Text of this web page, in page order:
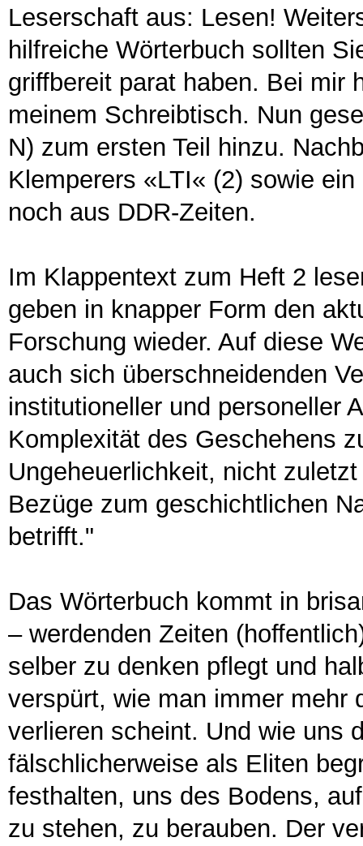
Leserschaft aus: Lesen!
hilfreiche Wörterbuch sollten
griffbereit parat haben. Bei mir
meinem Schreibtisch. Nun
N) zum ersten Teil hinzu.
Klemperers «LTI« (2) sowie
noch aus DDR-Zeiten.
Im Klappentext zum Heft 2
geben in knapper Form den
Forschung wieder. Auf diese
auch sich überschneidenden
institutioneller und personeller
Komplexität des Geschehens
Ungeheuerlichkeit, nicht
Bezüge zum geschichtlichen
betrifft."
Das Wörterbuch kommt in
– werdenden Zeiten
selber zu denken pflegt und
verspürt, wie man immer mehr
verlieren scheint. Und wie uns
fälschlicherweise als Eliten
festhalten, uns des Bodens,
zu stehen, zu berauben. Der